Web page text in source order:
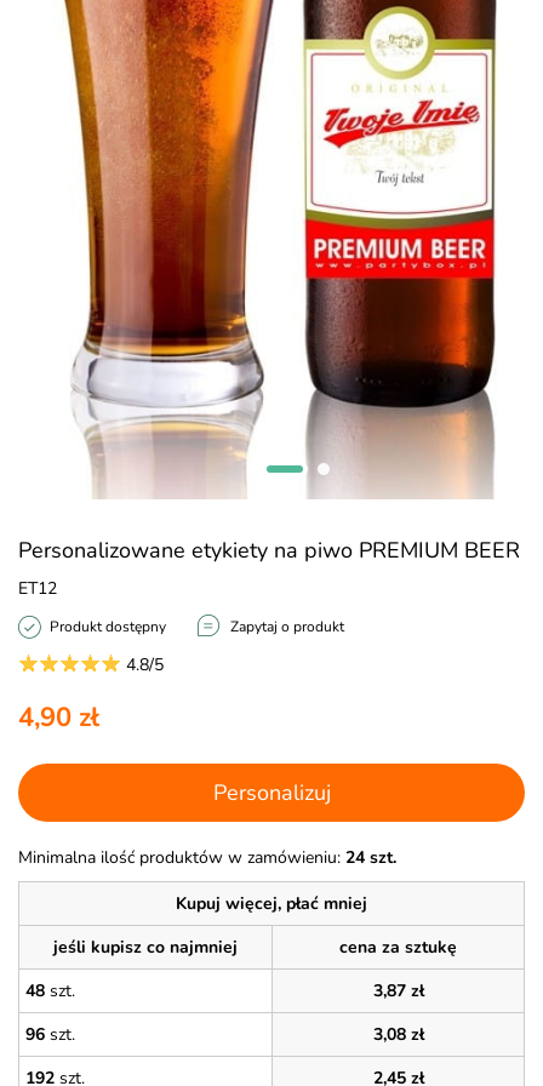
Personalizowane etykiety na piwo PREMIUM BEER
ET12
Produkt dostępny Zapytaj o produkt
4.8/5
4,90 zł
Minimalna ilość produktów w zamówieniu: 24 szt.
Kupuj więcej, płać mniej
jeśli kupisz co najmniej
cena za sztukę
48 szt.
3,87 zł
96 szt.
3,08 zł
192 szt. 2,45 zł
Personalizuj